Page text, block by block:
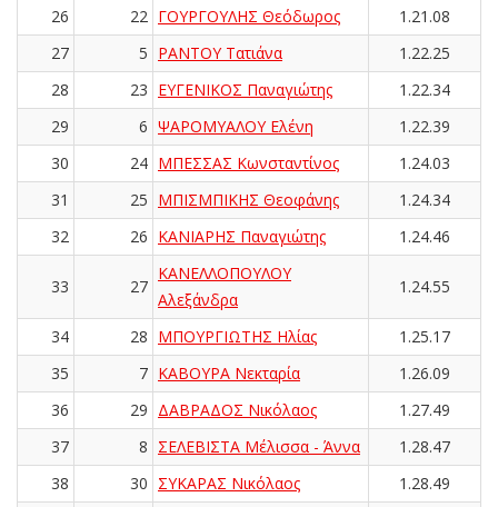
26
22 ΓΟΥΡΓΟΥΛΗΣ Θεόδωρος
1.21.08
27
5 ΡΑΝΤΟΥ Τατιάνα
1.22.25
28
23 ΕΥΓΕΝΙΚΟΣ Παναγιώτης
1.22.34
29
6 ΨΑΡΟΜΥΑΛΟΥ Ελένη
1.22.39
30
24 ΜΠΕΣΣΑΣ Κωνσταντίνος
1.24.03
31
25 ΜΠΙΣΜΠΙΚΗΣ Θεοφάνης
1.24.34
32
26 ΚΑΝΙΑΡΗΣ Παναγιώτης 1.24.46
33 27
ΚΑΝΕΛΛΟΠΟΥΛΟΥ
Αλεξάνδρα
1.24.55
34 28 ΜΠΟΥΡΓΙΩΤΗΣ Ηλίας
1.25.17
35
7 ΚΑΒΟΥΡΑ Νεκταρία
1.26.09
36
29 ΔΑΒΡΑΔΟΣ Νικόλαος
1.27.49
37
8 ΣΕΛΕΒΙΣΤΑ Μέλισσα - Άννα
1.28.47
38
30 ΣΥΚΑΡΑΣ Νικόλαος
1.28.49